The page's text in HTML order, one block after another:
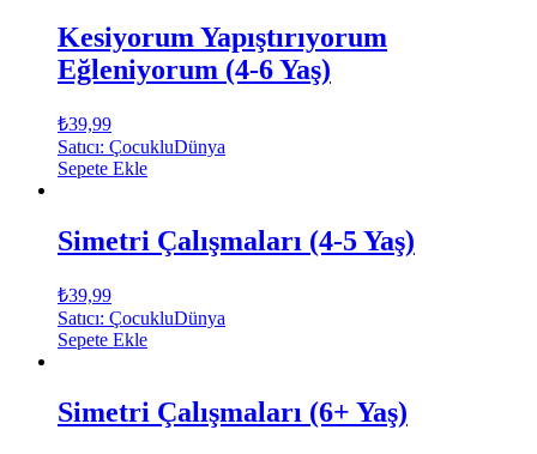
Kesiyorum Yapıştırıyorum
Eğleniyorum (4-6 Yaş)
₺39,99
Satıcı: ÇocukluDünya
Sepete Ekle
Simetri Çalışmaları (4-5 Yaş)
₺39,99
Satıcı: ÇocukluDünya
Sepete Ekle
Simetri Çalışmaları (6+ Yaş)